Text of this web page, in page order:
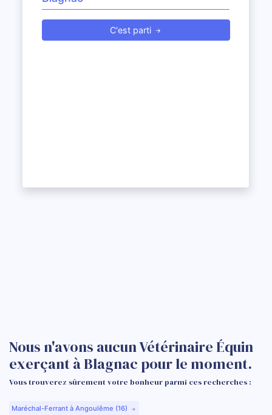
C'est parti
Nous n'avons aucun Vétérinaire Équin
exerçant à Blagnac pour le moment.
Vous trouverez sûrement votre bonheur parmi ces recherches :
Maréchal-Ferrant à Angoulême (16)